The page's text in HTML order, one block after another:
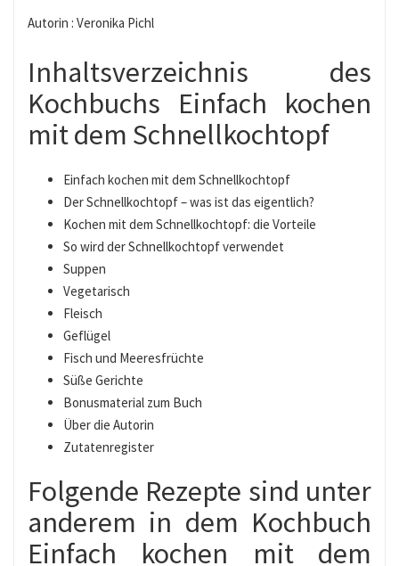
Autorin : Veronika Pichl
Inhaltsverzeichnis des
Kochbuchs Einfach kochen
mit dem Schnellkochtopf
Einfach kochen mit dem Schnellkochtopf
Der Schnellkochtopf – was ist das eigentlich?
Kochen mit dem Schnellkochtopf: die Vorteile
So wird der Schnellkochtopf verwendet
Suppen
Vegetarisch
Fleisch
Geflügel
Fisch und Meeresfrüchte
Süße Gerichte
Bonusmaterial zum Buch
Über die Autorin
Zutatenregister
Folgende Rezepte sind unter
anderem in dem Kochbuch
Einfach kochen mit dem